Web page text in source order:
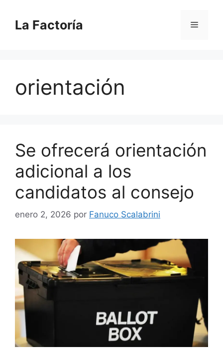
contenido
La Factoría Menú
orientación
Se ofrecerá orientación
adicional a los
candidatos al consejo
enero 2, 2026 por Fanuco Scalabrini